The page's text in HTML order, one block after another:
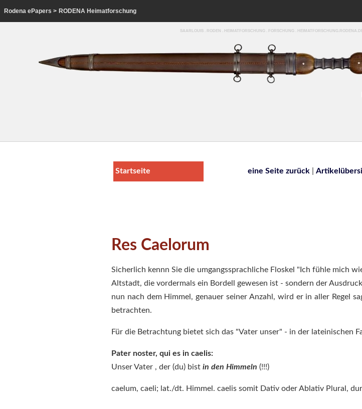
Rodena ePapers > RODENA Heimatforschung
SAARLOUIS . RODEN . HEIMATFORSCHUNG . FORSCHUNG .
Startseite eine Seite zurück
Res Caelorum
Sicherlich kennn Sie die umgangssprachliche Floskel "Ich fühle mich
Altstadt, die vordermals ein Bordell gewesen ist - sondern der
nun nach dem Himmel, genauer seiner Anzahl, wird er in aller Regel
betrachten.
Für die Betrachtung bietet sich das "Vater unser" - in der lateinischen
Pater noster, qui es in caelis:
Unser Vater , der (du) bist in den Himmeln (!!!)
caelum, caeli; lat./dt. Himmel. caelis somit Dativ oder Ablativ Plural,